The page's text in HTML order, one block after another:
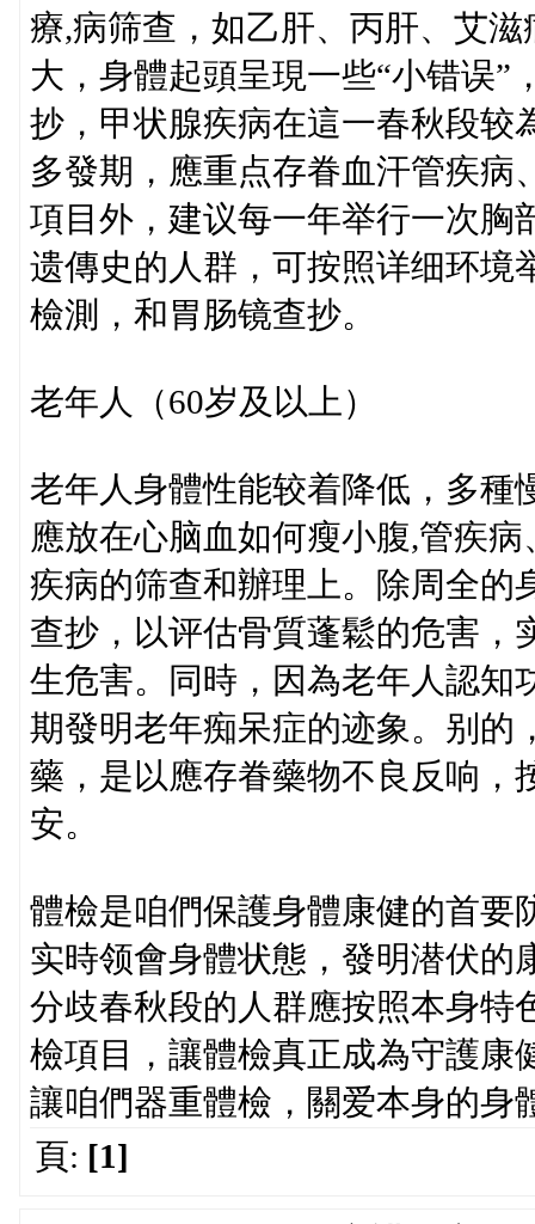
療,病筛查，如乙肝、丙肝、艾
大，身體起頭呈現一些“小错误”
抄，甲状腺疾病在這一春秋段较
多發期，應重点存眷血汗管疾病
項目外，建议每一年举行一次胸
遗傳史的人群，可按照详细环境
檢測，和胃肠镜查抄。
老年人（60岁及以上）
老年人身體性能较着降低，多種
應放在心脑血如何瘦小腹,管疾
疾病的筛查和辦理上。除周全的
查抄，以评估骨質蓬鬆的危害，
生危害。同時，因為老年人認知
期發明老年痴呆症的迹象。别的
藥，是以應存眷藥物不良反响，
安。
體檢是咱們保護身體康健的首要
实時领會身體状態，發明潜伏的
分歧春秋段的人群應按照本身特
檢項目，讓體檢真正成為守護康
讓咱們器重體檢，關爱本身的身
頁: [1]